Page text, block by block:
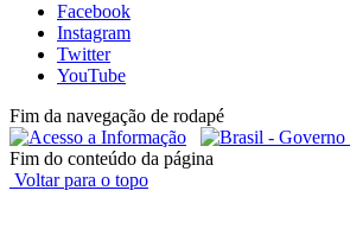
Facebook
Instagram
Twitter
YouTube
Fim da navegação de rodapé
Fim do conteúdo da página
Voltar para o topo